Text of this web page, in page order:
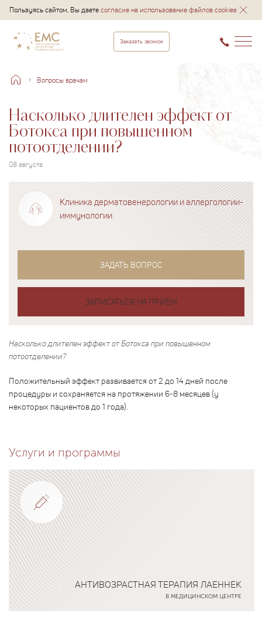
Пользуясь сайтом, Вы даетесогласие на использование файлов cookies
Заказать звонок
Вопросы врачам
Насколько длителен эффект от
Ботокса при повышенном
потоотделении?
08 августа
Клиника дерматовенерологии и аллергологии-
иммунологии
ЗАДАТЬ ВОПРОС
ЗАПИСАТЬСЯ НА ПРИЕМ
Насколько длителен эффект от Ботокса при повышенном
потоотделении?
Положительный эффект развивается от 2 до 14 дней после
процедуры и сохраняется на протяжении 6-8 месяцев (у
некоторых пациентов до 1 года).
Услуги и программы
АНТИВОЗРАСТНАЯ ТЕРАПИЯ ЛАЕННЕК
В МЕДИЦИНСКОМ ЦЕНТРЕ